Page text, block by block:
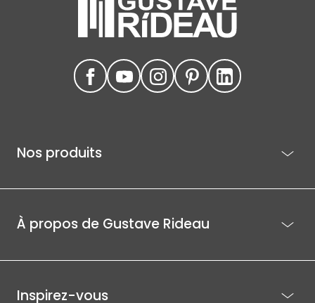
Nos produits
À propos de Gustave Rideau
Inspirez-vous